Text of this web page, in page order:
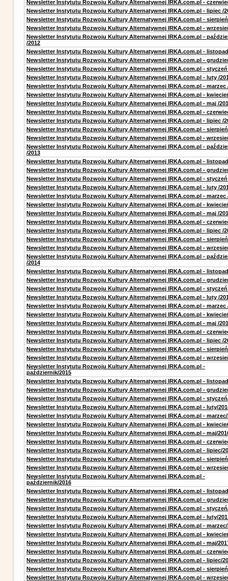
Newsletter Instytutu Rozwoju Kultury Alternatywnej IRKA.com.pl -
Newsletter Instytutu Rozwoju Kultury Alternatywnej IRKA.com.pl - lipiec /
Newsletter Instytutu Rozwoju Kultury Alternatywnej IRKA.com.pl - sierpień
Newsletter Instytutu Rozwoju Kultury Alternatywnej IRKA.com.pl -
Newsletter Instytutu Rozwoju Kultury Alternatywnej IRKA.com.pl -
/2012
Newsletter Instytutu Rozwoju Kultury Alternatywnej IRKA.com.pl - listopad
Newsletter Instytutu Rozwoju Kultury Alternatywnej IRKA.com.pl -
Newsletter Instytutu Rozwoju Kultury Alternatywnej IRKA.com.pl - styczeń
Newsletter Instytutu Rozwoju Kultury Alternatywnej IRKA.com.pl - luty /
Newsletter Instytutu Rozwoju Kultury Alternatywnej IRKA.com.pl - marzec
Newsletter Instytutu Rozwoju Kultury Alternatywnej IRKA.com.pl -
Newsletter Instytutu Rozwoju Kultury Alternatywnej IRKA.com.pl - maj /
Newsletter Instytutu Rozwoju Kultury Alternatywnej IRKA.com.pl -
Newsletter Instytutu Rozwoju Kultury Alternatywnej IRKA.com.pl - lipiec /
Newsletter Instytutu Rozwoju Kultury Alternatywnej IRKA.com.pl - sierpień
Newsletter Instytutu Rozwoju Kultury Alternatywnej IRKA.com.pl -
Newsletter Instytutu Rozwoju Kultury Alternatywnej IRKA.com.pl -
/2013
Newsletter Instytutu Rozwoju Kultury Alternatywnej IRKA.com.pl - listopad
Newsletter Instytutu Rozwoju Kultury Alternatywnej IRKA.com.pl -
Newsletter Instytutu Rozwoju Kultury Alternatywnej IRKA.com.pl - styczeń
Newsletter Instytutu Rozwoju Kultury Alternatywnej IRKA.com.pl - luty /
Newsletter Instytutu Rozwoju Kultury Alternatywnej IRKA.com.pl - marzec
Newsletter Instytutu Rozwoju Kultury Alternatywnej IRKA.com.pl -
Newsletter Instytutu Rozwoju Kultury Alternatywnej IRKA.com.pl - maj /
Newsletter Instytutu Rozwoju Kultury Alternatywnej IRKA.com.pl -
Newsletter Instytutu Rozwoju Kultury Alternatywnej IRKA.com.pl - lipiec /
Newsletter Instytutu Rozwoju Kultury Alternatywnej IRKA.com.pl - sierpień
Newsletter Instytutu Rozwoju Kultury Alternatywnej IRKA.com.pl -
Newsletter Instytutu Rozwoju Kultury Alternatywnej IRKA.com.pl -
/2014
Newsletter Instytutu Rozwoju Kultury Alternatywnej IRKA.com.pl - listopad
Newsletter Instytutu Rozwoju Kultury Alternatywnej IRKA.com.pl -
Newsletter Instytutu Rozwoju Kultury Alternatywnej IRKA.com.pl - styczeń
Newsletter Instytutu Rozwoju Kultury Alternatywnej IRKA.com.pl - luty /
Newsletter Instytutu Rozwoju Kultury Alternatywnej IRKA.com.pl - marzec
Newsletter Instytutu Rozwoju Kultury Alternatywnej IRKA.com.pl -
Newsletter Instytutu Rozwoju Kultury Alternatywnej IRKA.com.pl - maj /
Newsletter Instytutu Rozwoju Kultury Alternatywnej IRKA.com.pl -
Newsletter Instytutu Rozwoju Kultury Alternatywnej IRKA.com.pl - lipiec /
Newsletter Instytutu Rozwoju Kultury Alternatywnej IRKA.com.pl -
Newsletter Instytutu Rozwoju Kultury Alternatywnej IRKA.com.pl -
Newsletter Instytutu Rozwoju Kultury Alternatywnej IRKA.com.pl -
październik/2015
Newsletter Instytutu Rozwoju Kultury Alternatywnej IRKA.com.pl -
Newsletter Instytutu Rozwoju Kultury Alternatywnej IRKA.com.pl -
Newsletter Instytutu Rozwoju Kultury Alternatywnej IRKA.com.pl -
Newsletter Instytutu Rozwoju Kultury Alternatywnej IRKA.com.pl - luty/
Newsletter Instytutu Rozwoju Kultury Alternatywnej IRKA.com.pl - marzec/
Newsletter Instytutu Rozwoju Kultury Alternatywnej IRKA.com.pl -
Newsletter Instytutu Rozwoju Kultury Alternatywnej IRKA.com.pl - maj/
Newsletter Instytutu Rozwoju Kultury Alternatywnej IRKA.com.pl -
Newsletter Instytutu Rozwoju Kultury Alternatywnej IRKA.com.pl - lipiec/
Newsletter Instytutu Rozwoju Kultury Alternatywnej IRKA.com.pl -
Newsletter Instytutu Rozwoju Kultury Alternatywnej IRKA.com.pl -
Newsletter Instytutu Rozwoju Kultury Alternatywnej IRKA.com.pl -
październik/2016
Newsletter Instytutu Rozwoju Kultury Alternatywnej IRKA.com.pl -
Newsletter Instytutu Rozwoju Kultury Alternatywnej IRKA.com.pl -
Newsletter Instytutu Rozwoju Kultury Alternatywnej IRKA.com.pl -
Newsletter Instytutu Rozwoju Kultury Alternatywnej IRKA.com.pl - luty/
Newsletter Instytutu Rozwoju Kultury Alternatywnej IRKA.com.pl - marzec/
Newsletter Instytutu Rozwoju Kultury Alternatywnej IRKA.com.pl -
Newsletter Instytutu Rozwoju Kultury Alternatywnej IRKA.com.pl - maj/
Newsletter Instytutu Rozwoju Kultury Alternatywnej IRKA.com.pl -
Newsletter Instytutu Rozwoju Kultury Alternatywnej IRKA.com.pl - lipiec/
Newsletter Instytutu Rozwoju Kultury Alternatywnej IRKA.com.pl -
Newsletter Instytutu Rozwoju Kultury Alternatywnej IRKA.com.pl -